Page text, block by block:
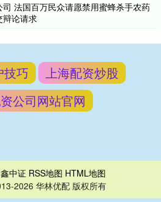
法国百万民众请愿禁用蜜蜂杀手农药
辩论请求
技巧
上海配资炒股
公司网站官网
中证 RSS地图 HTML地图
2026 华林优配 版权所有